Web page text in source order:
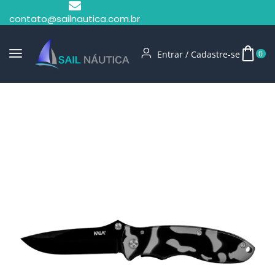
contato@sailnautica.com.br
Entrar / Cadastre-se 0